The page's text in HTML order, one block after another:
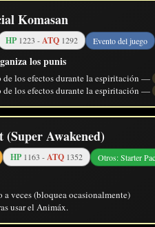
Komasan
HP1223 -ATQ 1292 Evento del juego
los punis
de los efectos durante la espiritación —
de los efectos durante la espiritación —
(Super Awakened)
HP1163 -ATQ 1352 Otros: Starter
a veces (bloquea ocasionalmente)
usar el Animáx.